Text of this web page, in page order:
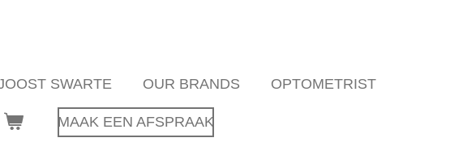
SWARTE OUR BRANDS OPTOMETRIST
MAAK EEN AFSPRAAK